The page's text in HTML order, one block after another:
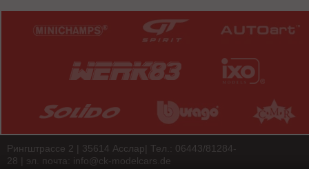
Рингштрассе 2 | 35614 Асслар| Тел.: 06443/81284-
28 | эл. почта: info@ck-modelcars.de